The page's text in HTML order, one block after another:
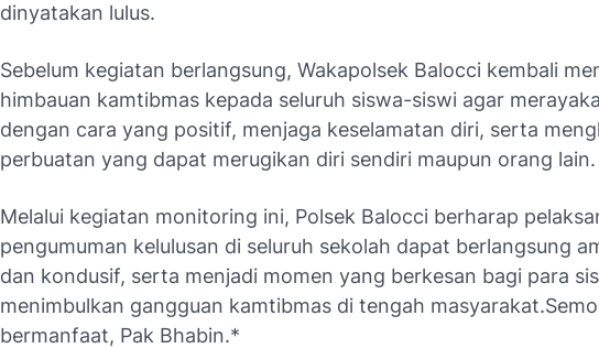
dinyatakan lulus.
Sebelum kegiatan berlangsung, Wakapolsek Balocci kembali
himbauan kamtibmas kepada seluruh siswa-siswi agar
dengan cara yang positif, menjaga keselamatan diri, serta
perbuatan yang dapat merugikan diri sendiri maupun orang lain.
Melalui kegiatan monitoring ini, Polsek Balocci berharap
pengumuman kelulusan di seluruh sekolah dapat berlangsung
dan kondusif, serta menjadi momen yang berkesan bagi para
menimbulkan gangguan kamtibmas di tengah
bermanfaat, Pak Bhabin.*